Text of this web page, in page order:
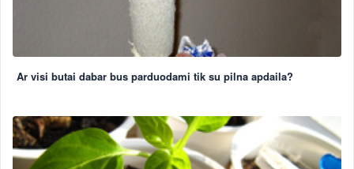
Ar visi butai dabar bus parduodami tik su pilna apdaila?